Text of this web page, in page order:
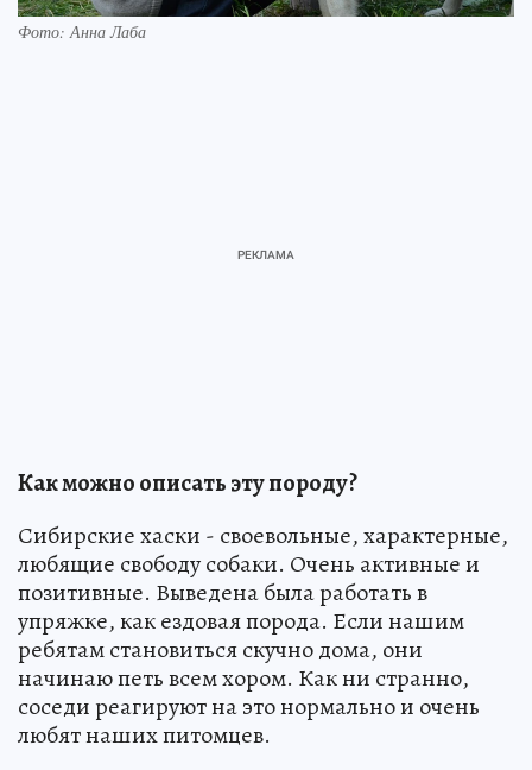
Фото: Анна Лаба
Как можно описать эту породу?
Сибирские хаски - своевольные, характерные,
любящие свободу собаки. Очень активные и
позитивные. Выведена была работать в
упряжке, как ездовая порода. Если нашим
ребятам становиться скучно дома, они
начинаю петь всем хором. Как ни странно,
соседи реагируют на это нормально и очень
любят наших питомцев.